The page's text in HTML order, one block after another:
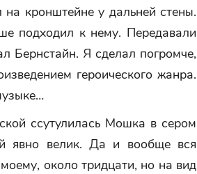
кронштейне у дальней стены.
подходил к нему. Передавали
Бернстайн. Я сделал погромче,
героического жанра.
ссутулилась Мошка в сером
явно велик. Да и вообще вся
около тридцати, но на вид